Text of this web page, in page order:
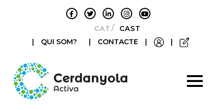
CATALÀCASTELLANO
|
QUI SOM? | CONTACTE | |